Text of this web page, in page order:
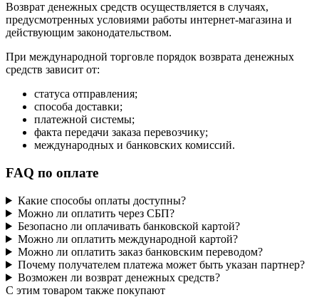
Возврат денежных средств осуществляется в случаях,
предусмотренных условиями работы интернет-магазина и
действующим законодательством.
При международной торговле порядок возврата денежных
средств зависит от:
статуса отправления;
способа доставки;
платежной системы;
факта передачи заказа перевозчику;
международных и банковских комиссий.
FAQ по оплате
Какие способы оплаты доступны?
Можно ли оплатить через СБП?
Безопасно ли оплачивать банковской картой?
Можно ли оплатить международной картой?
Можно ли оплатить заказ банковским переводом?
Почему получателем платежа может быть указан партнер?
Возможен ли возврат денежных средств?
C этим товаром также покупают